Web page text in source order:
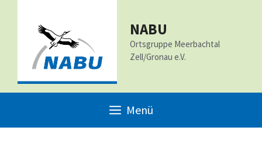
springen
NABU
Ortsgruppe Meerbachtal
Zell/Gronau e.V.
Menü